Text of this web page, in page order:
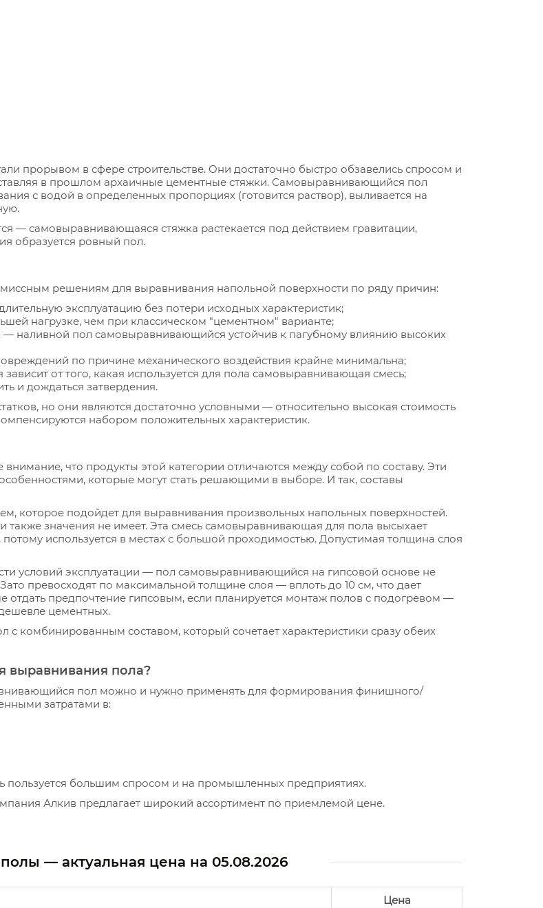
прорывом в сфере строительстве. Они достаточно быстро обзавелись спросом и
в прошлом архаичные цементные стяжки. Самовыравнивающийся пол
с водой в определенных пропорциях (готовится раствор), выливается на
— самовыравнивающаяся стяжка растекается под действием гравитации,
образуется ровный пол.
решениям для выравнивания напольной поверхности по ряду причин:
эксплуатацию без потери исходных характеристик;
нагрузке, чем при классическом "цементном" варианте;
— наливной пол самовыравнивающийся устойчив к пагубному влиянию высоких
по причине механического воздействия крайне минимальна;
от того, какая используется для пола самовыравнивающая смесь;
и дождаться затвердения.
но они являются достаточно условными — относительно высокая стоимость
набором положительных характеристик.
что продукты этой категории отличаются между собой по составу. Эти
которые могут стать решающими в выборе. И так, составы
которое подойдет для выравнивания произвольных напольных поверхностей.
значения не имеет. Эта смесь самовыравнивающая для пола высыхает
используется в местах с большой проходимостью. Допустимая толщина слоя
условий эксплуатации — пол самовыравнивающийся на гипсовой основе не
превосходят по максимальной толщине слоя — вплоть до 10 см, что дает
отдать предпочтение гипсовым, если планируется монтаж полов с подогревом —
цементных.
комбинированным составом, который сочетает характеристики сразу обеих
выравнивания пола?
пол можно и нужно применять для формирования финишного/
затратами в:
большим спросом и на промышленных предприятиях.
Алкив предлагает широкий ассортимент по приемлемой цене.
— актуальная цена на 05.08.2026
Цена